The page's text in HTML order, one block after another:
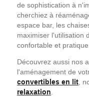
de sophistication à
cherchiez à
espace bar, les
maximiser l'utilisation
confortable et pratique.
Découvrez aussi nos
l'aménagement de
convertibles en lit ,
relaxation